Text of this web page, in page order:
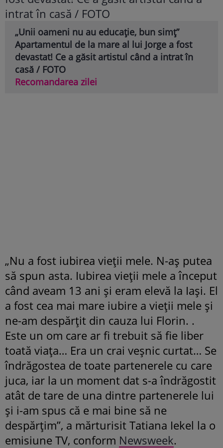
„Unii oameni nu au educație, bun simț”
Apartamentul de la mare al lui Jorge a fost
devastat! Ce a găsit artistul când a intrat în
casă / FOTO
Recomandarea zilei
„Nu a fost iubirea vieții mele. N-aș putea
să spun asta. Iubirea vieții mele a început
când aveam 13 ani și eram elevă la Iași. El
a fost cea mai mare iubire a vieții mele și
ne-am despărțit din cauza lui Florin. .
Este un om care ar fi trebuit să fie liber
toată viaţa… Era un crai veşnic curtat… Se
îndrăgostea de toate partenerele cu care
juca, iar la un moment dat s-a îndrăgostit
atât de tare de una dintre partenerele lui
şi i-am spus că e mai bine să ne
despărţim”, a mărturisit Tatiana Iekel la o
emisiune TV, conform Newsweek.